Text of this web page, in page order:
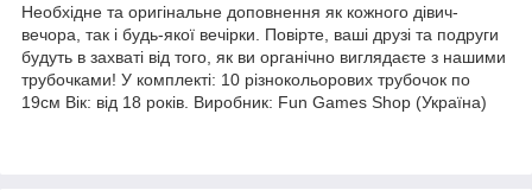
Необхідне та оригінальне доповнення як кожного дівич-
вечора, так і будь-якої вечірки. Повірте, ваші друзі та подруги
будуть в захваті від того, як ви органічно виглядаєте з нашими
трубочками! У комплекті: 10 різнокольорових трубочок по
19см Вік: від 18 років. Виробник: Fun Games Shop (Україна)